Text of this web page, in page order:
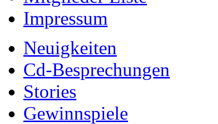
Impressum
Neuigkeiten
Cd-Besprechungen
Stories
Gewinnspiele